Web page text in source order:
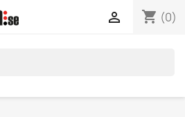
shopping_cart (0)
